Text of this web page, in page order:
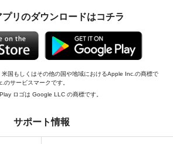
リのダウンロードはコチラ
国もしくはその他の国や地域におけるApple Inc.の商標で
サービスマークです。
ロゴは Google LLC の商標です。
サポート情報